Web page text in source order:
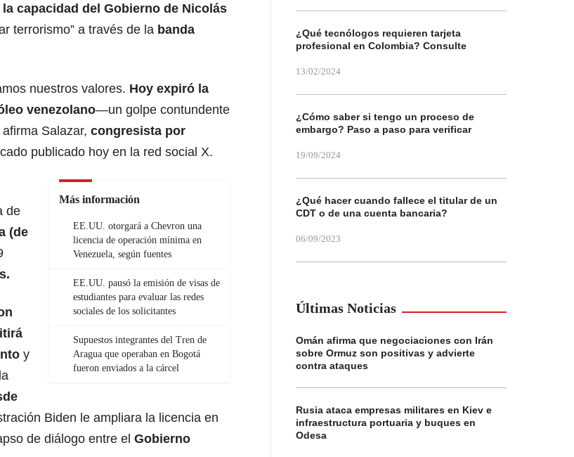
la capacidad del Gobierno de Nicolás
terrorismo” a través de la banda
nuestros valores. Hoy expiró la
venezolano—un golpe contundente
Salazar, congresista por
publicado hoy en la red social X.
Más información
EE.UU. otorgará a Chevron una
licencia de operación mínima en
Venezuela, según fuentes
EE.UU. pausó la emisión de visas de
estudiantes para evaluar las redes
sociales de los solicitantes
Supuestos integrantes del Tren de
Aragua que operaban en Bogotá
fueron enviados a la cárcel
de
(de
y
Biden le ampliara la licencia en
de diálogo entre el Gobierno
¿Qué tecnólogos requieren tarjeta
profesional en Colombia? Consulte
13/02/2024
¿Cómo saber si tengo un proceso de
embargo? Paso a paso para verificar
19/09/2024
¿Qué hacer cuando fallece el titular de un
CDT o de una cuenta bancaria?
06/09/2023
Últimas Noticias
Omán afirma que negociaciones con Irán
sobre Ormuz son positivas y advierte
contra ataques
Rusia ataca empresas militares en Kiev e
infraestructura portuaria y buques en
Odesa